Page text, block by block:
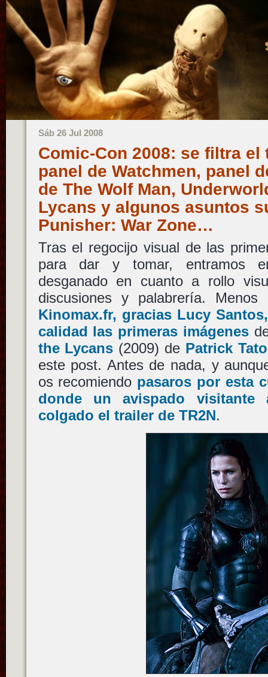
Sáb 26 Jul 2008
Comic-Con 2008: se filtra el
panel de Watchmen, panel
de The Wolf Man,
Lycans y algunos asuntos
Punisher: War Zone…
Tras el regocijo visual de las
para dar y tomar, entramos
desganado en cuanto a rollo
discusiones y palabrería.
Kinomax.fr, gracias Lucy
calidad las primeras imágenes
the Lycans (2009) de Patrick
este post. Antes de nada, y
os recomiendo pasaros por esta
donde un avispado visitante
colgado el trailer de TR2N.